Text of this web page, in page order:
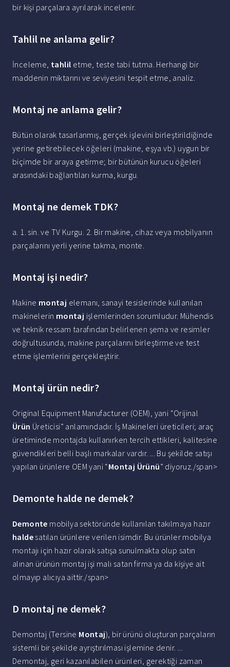
bir kişi parçalara ayrılarak incelenir.
Tahlil ne anlama gelir?
İnceleme, tahlil etme, teste tabi tutma. Herhangi bir
maddenin miktarını ve seviyesini tespit etme, analiz.
Montaj ne anlama gelir?
Bütün olarak tasarlanmış, gerçek işlevini birleştirildiğinde
yerine getirebilecek öğeleri (makine, eşya vb.) uygun bir
biçimde bir araya getirme; bir bütünün kurucu öğeleri
arasındaki bağlantıları kurma, kurgu.
Montaj ne demek TDK?
a. 1. sin. ve TV Kurgu. 2. Bir makine, cihaz veya mobilyanın
parçalarını yerli yerine takma, monte.
Montaj işi nedir?
Makine montaj elemanı, sanayi tesislerinde kullanılan
makinelerin montaj işlemlerinden sorumludur. Mühendis
ve teknik ressam tarafından belirlenen şema ve resimler
doğrultusunda, makine parçalarını birleştirme ve test
etme işlemlerini gerçekleştirir.
Montaj ürün nedir?
Original Equipment Manufacturer (OEM), yani “Orijinal
Ürün Üreticisi” anlamındadır. İş Makineleri üreticileri; araç
üretiminde montajda kullanırken tercih ettikleri, kalitesine
güvendikleri belli başlı markalar vardır. ... Bu şekilde satışı
yapılan ürünlere OEM yani “Montaj Ürünü” diyoruz./span>
Demonte halde ne demek?
Demonte mobilya sektöründe kullanılan takılmaya hazır
halde satılan ürünlere verilen isimdir. Bu ürünler mobilya
montajı için hazır olarak satışa sunulmakta olup satın
alınan ürünün montaj işi malı satan firma ya da kişiye ait
olmayıp alıcıya aittir./span>
D montaj ne demek?
Demontaj (Tersine Montaj), bir ürünü oluşturan parçaların
sistemli bir şekilde ayrıştırılması işlemine denir. ...
Demontaj, geri kazanılabilen ürünleri, gerektiği zaman